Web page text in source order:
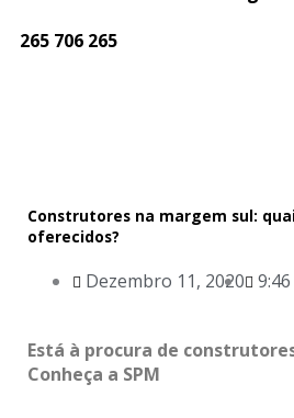
265 706 265
Construtores na margem sul:
oferecidos?
Dezembro 11, 2020
Está à procura de
Conheça a SPM